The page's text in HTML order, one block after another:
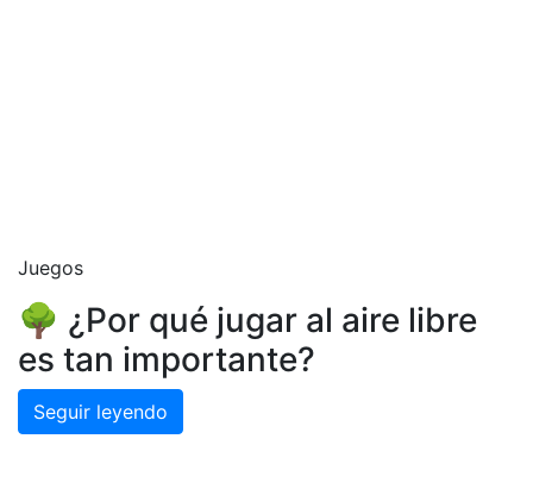
Juegos
🌳 ¿Por qué jugar al aire libre
es tan importante?
Seguir leyendo